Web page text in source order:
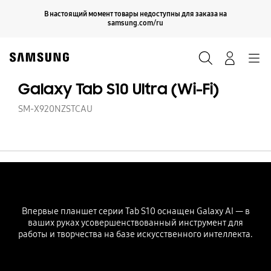
В настоящий момент товары недоступны для заказа на
samsung.com/ru
Продолжить
Galaxy Tab S10 Ultra (Wi-Fi)
SM-X920NZSTCAU
Впервые планшет серии Tab S10 оснащен Galaxy AI — в
ваших руках усовершенствованный инструмент для
работы и творчества на базе искусственного интеллекта.